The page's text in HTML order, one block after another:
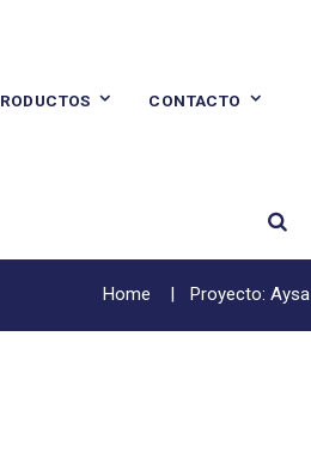
CONTACTO
Home Proyecto: Aysa